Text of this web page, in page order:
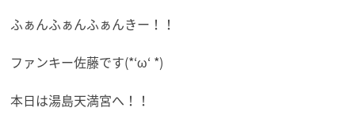
ふぁんふぁんふぁんきー！！
ファンキー佐藤です(*‘ω‘ *)
本日は湯島天満宮へ！！